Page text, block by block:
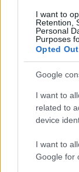
I want to
Retention,
Personal
Purposes
Opted Out
Google
I want to
related to
device
I want to
Google for
Az
2003-as
rezeda123•2008.
Hogy miért az
mert úgy tud
barátságosan
gazdagsága
jelen lenni; az
de kellően